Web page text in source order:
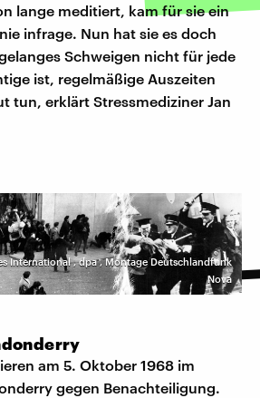
lange meditiert, kam für sie ein
infrage. Nun hat sie es doch
Schweigen nicht für jede
ist, regelmäßige Auszeiten
tun, erklärt Stressmediziner Jan
International,dpa,Montage Deutschlandfunk
Nova
am 5. Oktober 1968 im
gegen Benachteiligung.